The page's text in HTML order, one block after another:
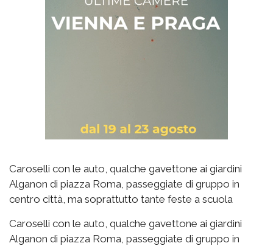
Caroselli con le auto, qualche gavettone ai giardini
Alganon di piazza Roma, passeggiate di gruppo in
centro città, ma soprattutto tante feste a scuola
Caroselli con le auto, qualche gavettone ai giardini
Alganon di piazza Roma, passeggiate di gruppo in